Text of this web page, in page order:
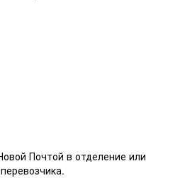
Почтой в отделение или